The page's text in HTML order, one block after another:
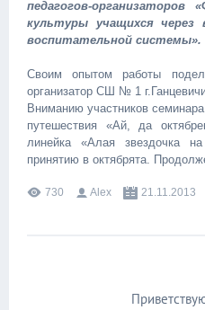
педагогов-организаторов
культуры учащихся через
воспитательной системы».
Своим опытом работы
организатор СШ № 1
Вниманию участников
путешествия «Ай, да
линейка «Алая звездочка
принятию в октябрята.
730 Alex 21.11.2013